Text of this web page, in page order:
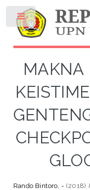
MAKNA
Rando Bintoro, - (2018)